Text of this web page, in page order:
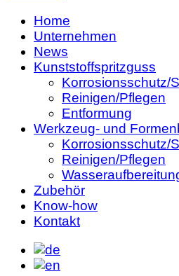
Home
Unternehmen
News
Kunststoffspritzguss
Korrosionsschutz/
Reinigen/Pflegen
Entformung
Werkzeug- und
Korrosionsschutz/
Reinigen/Pflegen
Zubehör
Know-how
Kontakt